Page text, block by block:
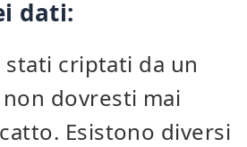
dati:
stati criptati da un
dovresti mai
Esistono diversi